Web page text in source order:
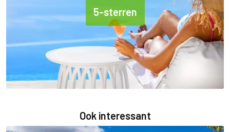
5-sterren
Ook interessant